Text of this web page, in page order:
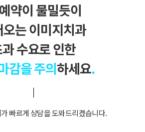
약이 물밀듯이
는 이미지치과
수요로 인한
감을 주의하세요.
빠르게 상담을 도와드리겠습니다.